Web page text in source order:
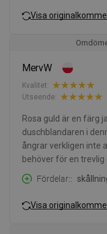
Visa
MervW
Kvalitet:
Utseende:
Rosa guld är en färg
duschblandaren i
ångrar verkligen inte
behöver för en trevlig
Fördelar:
Visa